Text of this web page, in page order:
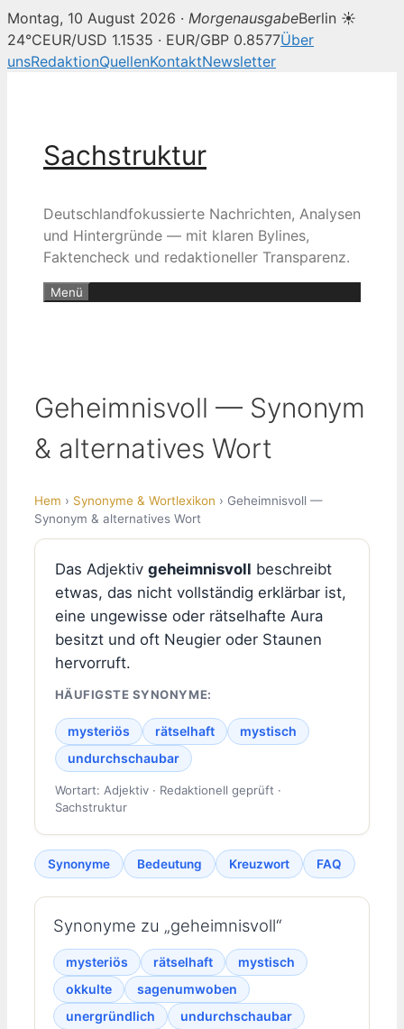
Montag, 10 August 2026 · MorgenausgabeBerlin ☀
24°CEUR/USD 1.1535 · EUR/GBP 0.8577Über
unsRedaktionQuellenKontaktNewsletter
Sachstruktur
Deutschlandfokussierte Nachrichten, Analysen
und Hintergründe — mit klaren Bylines,
Faktencheck und redaktioneller Transparenz.
Menü
Geheimnisvoll — Synonym
& alternatives Wort
Hem › Synonyme & Wortlexikon › Geheimnisvoll —
Synonym & alternatives Wort
Das Adjektiv geheimnisvoll beschreibt
etwas, das nicht vollständig erklärbar ist,
eine ungewisse oder rätselhafte Aura
besitzt und oft Neugier oder Staunen
hervorruft.
HÄUFIGSTE SYNONYME:
mysteriös rätselhaft
mystisch
undurchschaubar
Wortart: Adjektiv · Redaktionell geprüft ·
Sachstruktur
Synonyme Bedeutung Kreuzwort FAQ
Synonyme zu „geheimnisvoll“
mysteriös rätselhaft
mystisch
okkulte
sagenumwoben
unergründlich
undurchschaubar